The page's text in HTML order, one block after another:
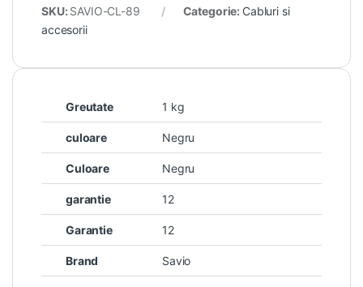
SKU: SAVIO-CL-89 Categorie: Cabluri si
accesorii
Greutate 1 kg
culoare Negru
Culoare Negru
garantie 12
Garantie 12
Brand Savio